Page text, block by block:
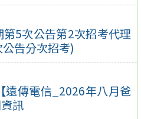
5次公告第2次招考代理
告分次招考)
遠傳電信_2026年八月爸
訊